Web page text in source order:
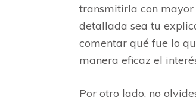
transmitirla con
detallada sea tu
comentar qué fue lo
manera eficaz el
Por otro lado, no